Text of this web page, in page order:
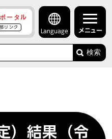
ータル
リンク
Language メニュー
検索
）結果（令